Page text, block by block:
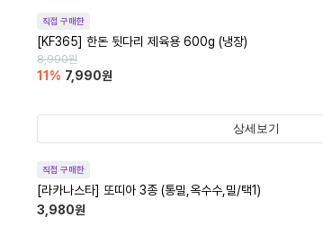
직접 구매한
[KF365] 한돈 뒷다리 제육용 600g (냉장)
8,990원
11 % 7,990원
상세보기
직접 구매한
[라카나스타] 또띠아 3종 (통밀,옥수수,밀/택1)
3,980원